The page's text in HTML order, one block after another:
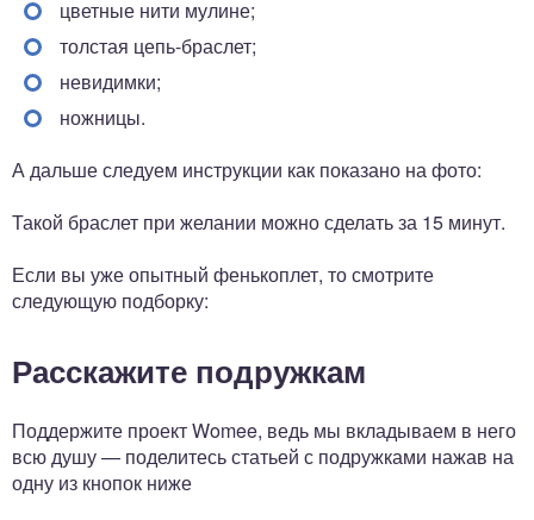
цветные нити мулине;
толстая цепь-браслет;
невидимки;
ножницы.
А дальше следуем инструкции как показано на фото:
Такой браслет при желании можно сделать за 15 минут.
Если вы уже опытный фенькоплет, то смотрите
следующую подборку:
Расскажите подружкам
Поддержите проект Womee, ведь мы вкладываем в него
всю душу — поделитесь статьей с подружками нажав на
одну из кнопок ниже